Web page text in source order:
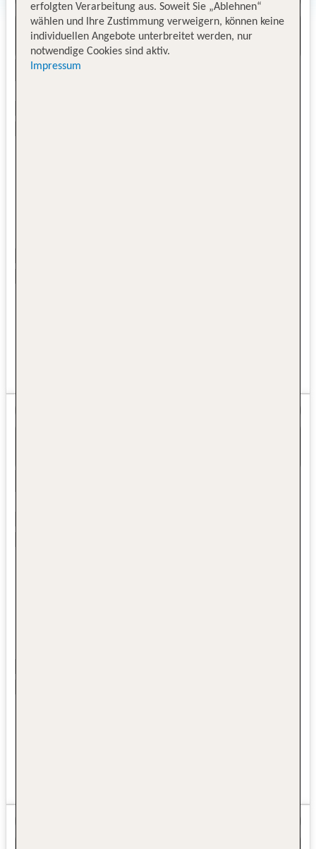
erfolgten Verarbeitung aus. Soweit Sie „Ablehnen“
wählen und Ihre Zustimmung verweigern, können keine
individuellen Angebote unterbreitet werden, nur
notwendige Cookies sind aktiv.
Impressum